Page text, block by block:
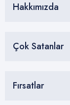
Hakkımızda
Çok Satanlar
Fırsatlar